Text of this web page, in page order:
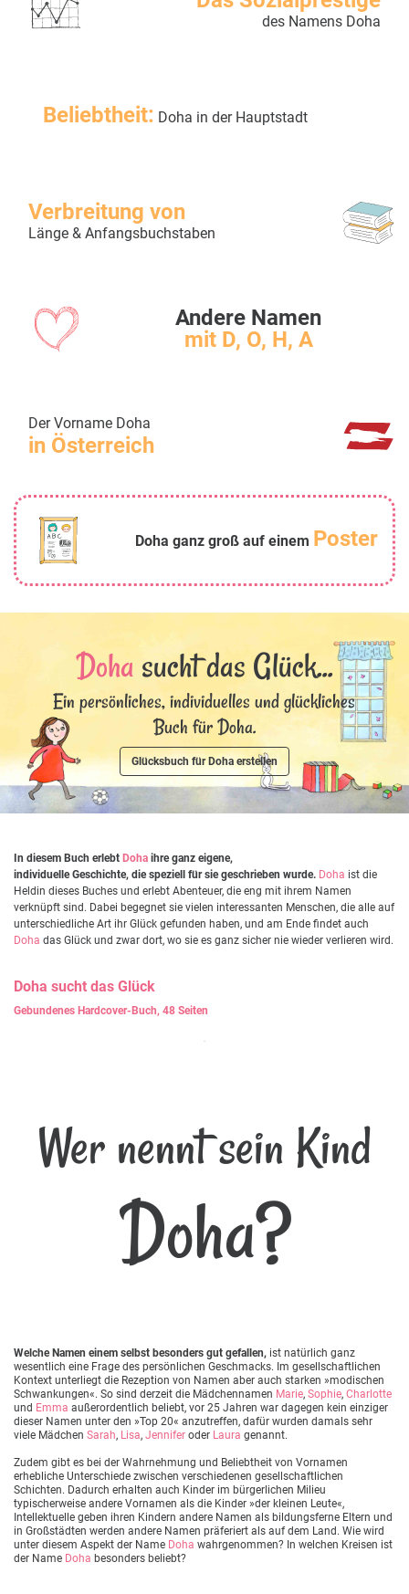
des Namens Doha
Beliebtheit: Doha in der Hauptstadt
Verbreitung von
Länge & Anfangsbuchstaben
Andere Namen
mit D, O, H, A
Der Vorname Doha
in Österreich
Doha ganz groß auf einem Poster
Doha sucht das Glück...
Ein persönliches, individuelles und glückliches
Buch für Doha.
Glücksbuch für Doha erstellen
In diesem Buch erlebt Doha ihre ganz eigene,
individuelle Geschichte, die speziell für sie geschrieben wurde. Doha ist die
Heldin dieses Buches und erlebt Abenteuer, die eng mit ihrem Namen
verknüpft sind. Dabei begegnet sie vielen interessanten Menschen, die alle auf
unterschiedliche Art ihr Glück gefunden haben, und am Ende findet auch
Doha das Glück und zwar dort, wo sie es ganz sicher nie wieder verlieren wird.
Doha sucht das Glück
Gebundenes Hardcover-Buch, 48 Seiten
Wer nennt sein Kind
Doha?
Welche Namen einem selbst besonders gut gefallen, ist natürlich ganz
wesentlich eine Frage des persönlichen Geschmacks. Im gesellschaftlichen
Kontext unterliegt die Rezeption von Namen aber auch starken »modischen
Schwankungen«. So sind derzeit die Mädchennamen Marie, Sophie, Charlotte
und Emma außerordentlich beliebt, vor 25 Jahren war dagegen kein einziger
dieser Namen unter den »Top 20« anzutreffen, dafür wurden damals sehr
viele Mädchen Sarah, Lisa, Jennifer oder Laura genannt.
Zudem gibt es bei der Wahrnehmung und Beliebtheit von Vornamen
erhebliche Unterschiede zwischen verschiedenen gesellschaftlichen
Schichten. Dadurch erhalten auch Kinder im bürgerlichen Milieu
typischerweise andere Vornamen als die Kinder »der kleinen Leute«,
Intellektuelle geben ihren Kindern andere Namen als bildungsferne Eltern und
in Großstädten werden andere Namen präferiert als auf dem Land. Wie wird
unter diesem Aspekt der Name Doha wahrgenommen? In welchen Kreisen ist
der Name Doha besonders beliebt?